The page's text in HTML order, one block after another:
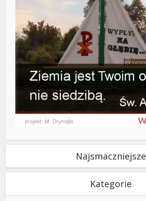
Najsmaczniejsze
Kategorie